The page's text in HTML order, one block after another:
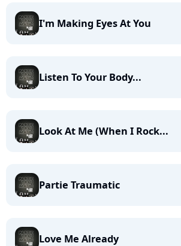
I'm Making Eyes At You
Listen To Your Body...
Look At Me (When I Rock...
Partie Traumatic
Love Me Already